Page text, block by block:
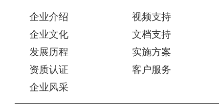
企业介绍
企业文化
发展历程
资质认证
企业风采
视频支持
文档支持
实施方案
客户服务